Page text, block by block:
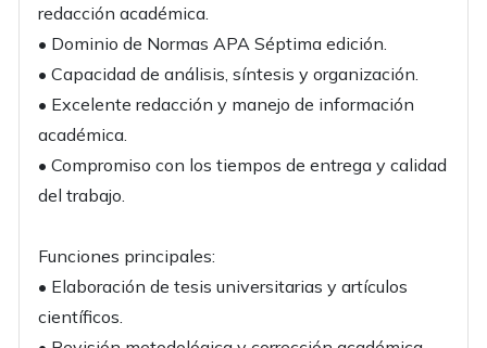
redacción académica.
• Dominio de Normas APA Séptima edición.
• Capacidad de análisis, síntesis y organización.
• Excelente redacción y manejo de información
académica.
• Compromiso con los tiempos de entrega y calidad
del trabajo.
Funciones principales:
• Elaboración de tesis universitarias y artículos
científicos.